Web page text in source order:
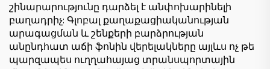
շինարարությունը դարձել է անփոխարինելի
բաղադրիչ: Գլոբալ քաղաքացիականության
արագացման և շենքերի բարձրության
անընդհատ աճի ֆոնին վերելակները այլևս ոչ թե
պարզապես ուղղահայաց տրանսպորտային